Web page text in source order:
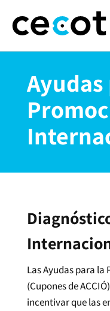
Las Ayudas para
(Cupones de
incentivar que las